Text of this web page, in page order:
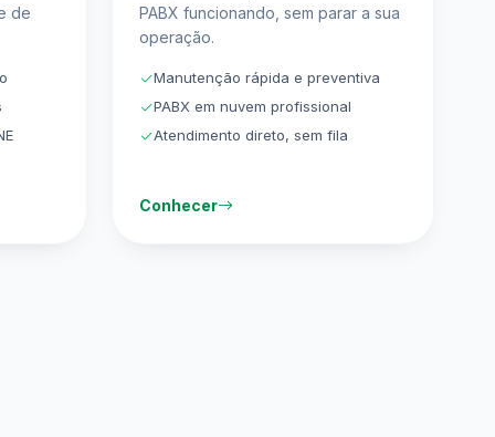
de
PABX funcionando, sem parar a sua
operação.
Manutenção rápida e preventiva
PABX em nuvem profissional
Atendimento direto, sem fila
Conhecer